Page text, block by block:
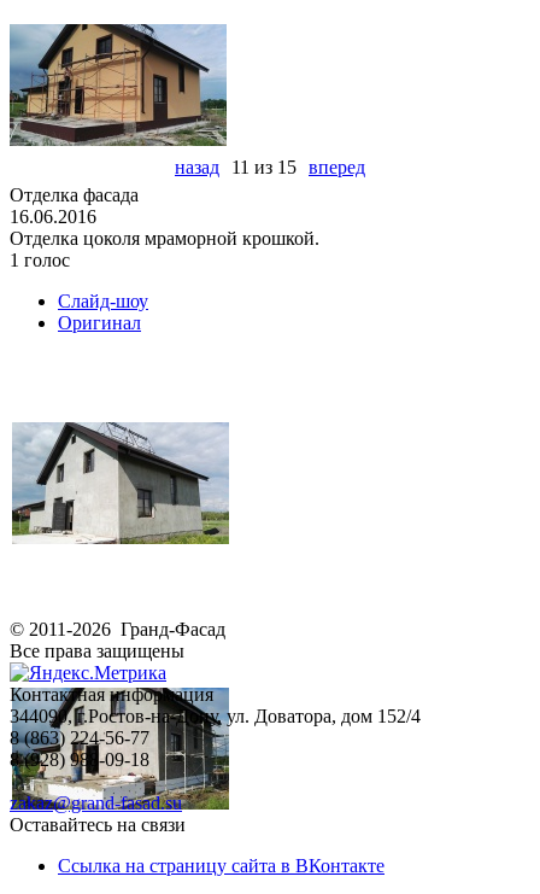
назад 11 из 15 вперед
Отделка фасада
16.06.2016
Отделка цоколя мраморной крошкой.
1 голос
Слайд-шоу
Оригинал
© 2011-2026 Гранд-Фасад
Все права защищены
Контактная информация
344090, г.Ростов-на-Дону, ул. Доватора, дом 152/4
8 (863) 224-56-77
8 (928) 988-09-18
zakaz@grand-fasad.su
Оставайтесь на связи
Ссылка на страницу сайта в ВКонтакте